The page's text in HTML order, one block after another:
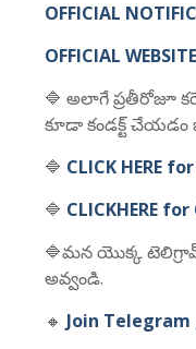
OFFICIAL
OFFICIAL WEBSITE
🔷 అలాగే ప్రతీరోజూ
కూడా కండక్ట్ చేయడం
🔷 CLICK HERE
🔷 CLICKHERE
🔷మన యొక్క
అవ్వండి.
🔸 Join Telegram